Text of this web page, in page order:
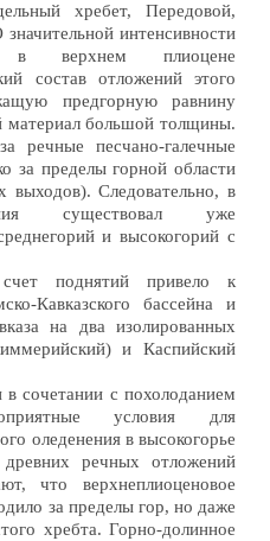
хребет, Передовой,
интенсивности
в верхнем плиоцене
состав отложений этого
предгорную равнину
материал большой толщины.
речные песчано-галечные
за пределы горной области
Следовательно, в
существовал уже
и высокогорий с
поднятий привело к
Кавказского бассейна и
на два изолированных
и Каспийский
сочетании с похолоданием
условия для
оледенения в высокогорье
речных отложений
что верхнеплиоценовое
за пределы гор, но даже
хребта. Горно-долинное